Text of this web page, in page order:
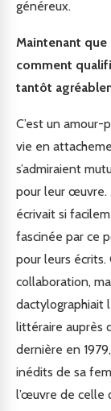
généreux.
Maintenant
comment
tantôt
C’est un amour-
vie en
s’admiraient
pour leur œuvre.
écrivait si
fascinée par ce
pour leurs
collaboration,
dactylographiait
littéraire auprès
dernière en
inédits de sa
l’œuvre de celle